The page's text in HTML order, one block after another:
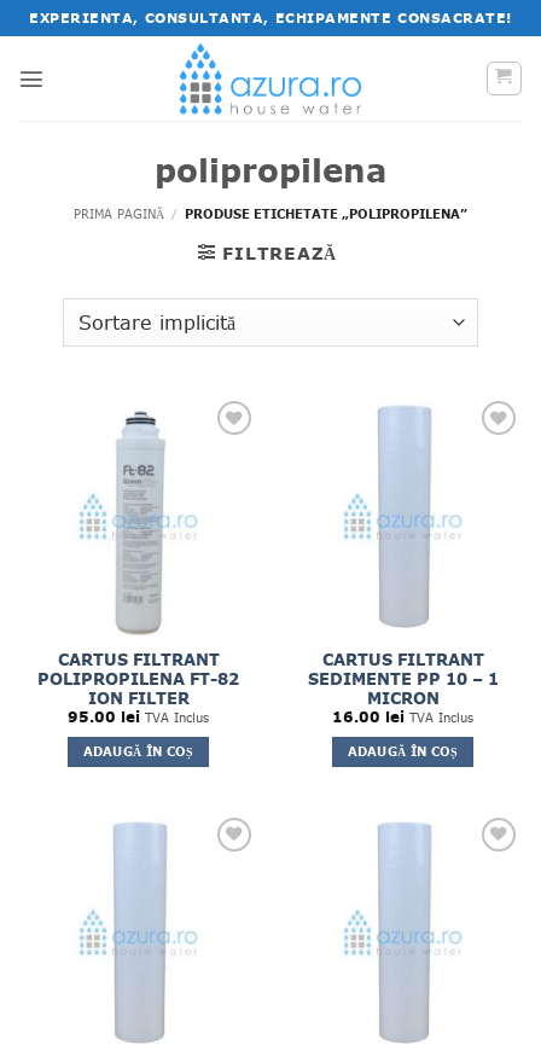
Salt
la
conținut
EXPERIENTA, CONSULTANTA, ECHIPAMENTE CONSACRATE!
polipropilena
PRIMA PAGINĂ / PRODUSE ETICHETATE „POLIPROPILENA”
FILTREAZĂ
CARTUS FILTRANT
POLIPROPILENA FT-82
ION FILTER
95.00 lei TVA Inclus
ADAUGĂ ÎN COȘ
CARTUS FILTRANT
SEDIMENTE PP 10 – 1
MICRON
16.00 lei TVA Inclus
ADAUGĂ ÎN COȘ